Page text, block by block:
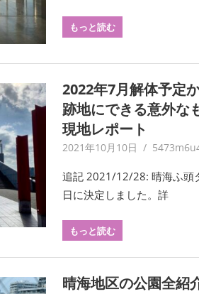
もっと読む
2022年7月解体予定
跡地にできる意外な
現地レポート
2021年10月10日
追記 2021/12/28: 晴海ふ頭
日に決定しました。詳
もっと読む
晴海地区の公園全紹